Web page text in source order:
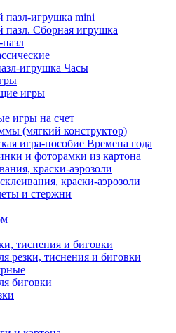
игрушка mini
Сборная игрушка
игрушка Часы
игры
игры на счет
(мягкий конструктор)
игра-пособие Времена года
и фоторамки из картона
краски-аэрозоли
краски-аэрозоли
и стержни
тиснения и биговки
резки, тиснения и биговки
биговки